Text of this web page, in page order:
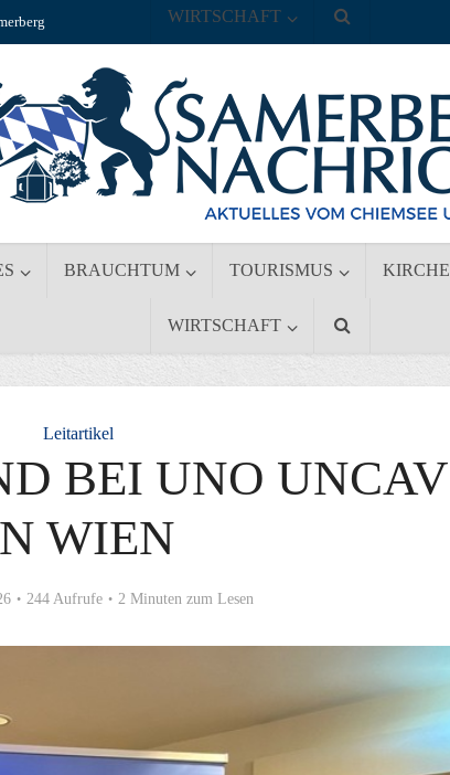
BRAUCHTUM TOURISMUS KIRCHE
WIRTSCHAFT
WIRTSCHAFT
Leitartikel
BEI UNO UNCAV
WIEN
244 Aufrufe 2 Minuten zum Lesen